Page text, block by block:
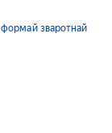
формай зваротнай